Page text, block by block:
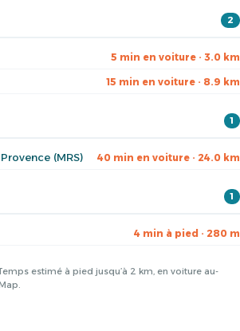
2
5 min en voiture · 3.0 km
15 min en voiture · 8.9 km
1
(MRS) 40 min en voiture · 24.0 km
1
4 min à pied · 280 m
estimé à pied jusqu’à 2 km, en voiture au-